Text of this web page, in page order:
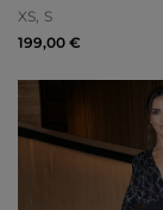
XS S
199,00 €